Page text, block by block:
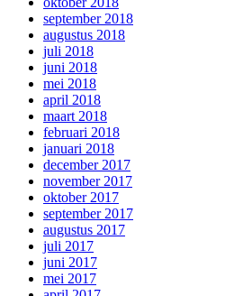
september 2018
augustus 2018
juli 2018
juni 2018
mei 2018
april 2018
maart 2018
februari 2018
januari 2018
december 2017
november 2017
oktober 2017
september 2017
augustus 2017
juli 2017
juni 2017
mei 2017